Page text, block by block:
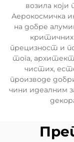
возила
Аерокосмичка
на добре
прецизност и
тога,
чистих,
производе
чини идеалним